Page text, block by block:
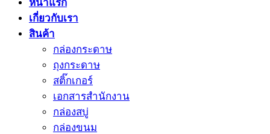
หน้าแรก
เกี่ยวกับเรา
สินค้า
กล่องกระดาษ
ถุงกระดาษ
สติ๊กเกอร์
เอกสารสำนักงาน
กล่องสบู่
กล่องขนม